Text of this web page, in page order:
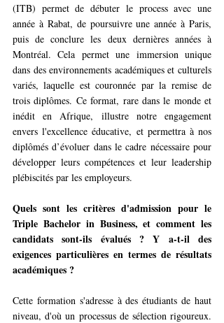
(ITB) permet de débuter le process avec une
année à Rabat, de poursuivre une année à Paris,
puis de conclure les deux dernières années à
Montréal. Cela permet une immersion unique
dans des environnements académiques et culturels
variés, laquelle est couronnée par la remise de
trois diplômes. Ce format, rare dans le monde et
inédit en Afrique, illustre notre engagement
envers l'excellence éducative, et permettra à nos
diplômés d’évoluer dans le cadre nécessaire pour
développer leurs compétences et leur leadership
plébiscités par les employeurs.
Quels sont les critères d'admission pour le
Triple Bachelor in Business, et comment les
candidats sont-ils évalués ? Y a-t-il des
exigences particulières en termes de résultats
académiques ?
Cette formation s'adresse à des étudiants de haut
niveau, d'où un processus de sélection rigoureux.